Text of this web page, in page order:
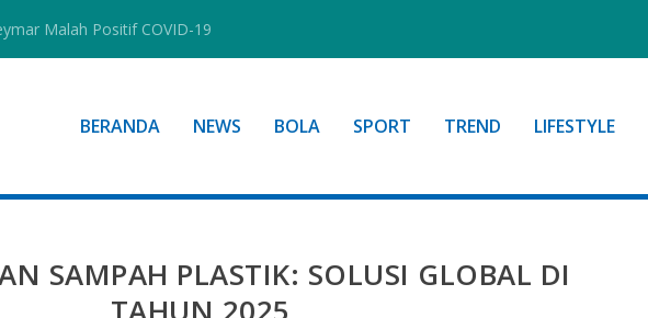
Malah Positif COVID-19
BERANDA NEWS BOLA SPORT TREND LIFESTYLE
SAMPAH PLASTIK: SOLUSI GLOBAL DI